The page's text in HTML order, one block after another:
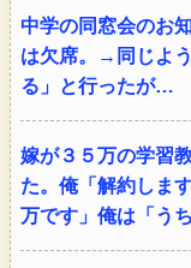
中学の同窓会のお
は欠席。→同じよ
る」と行ったが…
嫁が３５万の学習
た。俺「解約しま
万です」俺は「う